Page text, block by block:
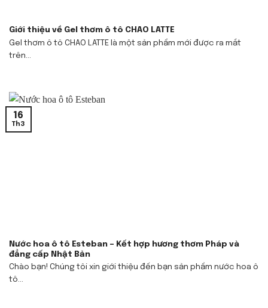
Giới thiệu về Gel thơm ô tô CHAO LATTE
Gel thơm ô tô CHAO LATTE là một sản phẩm mới được ra mắt
trên...
Nước hoa ô tô Esteban – Kết hợp hương thơm Pháp và
đẳng cấp Nhật Bản
Chào bạn! Chúng tôi xin giới thiệu đến bạn sản phẩm nước hoa ô
tô...
16
Th3